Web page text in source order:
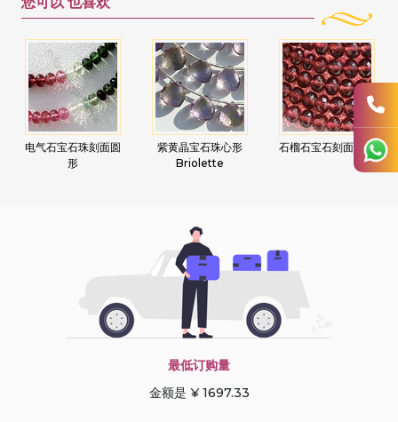
电气石宝石珠刻面圆
形
紫黄晶宝石珠心形
Briolette
石榴石宝石刻面圆形
最低订购量
金额是 ¥ 1697.33